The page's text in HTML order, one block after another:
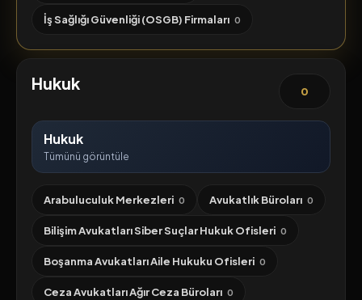
İş Sağlığı Güvenliği (OSGB) Firmaları 0
Hukuk 0
Hukuk
Tümünü görüntüle
Arabuluculuk Merkezleri 0 Avukatlık Büroları 0
Bilişim Avukatları Siber Suçlar Hukuk Ofisleri 0
Boşanma Avukatları Aile Hukuku Ofisleri 0
Ceza Avukatları Ağır Ceza Büroları 0